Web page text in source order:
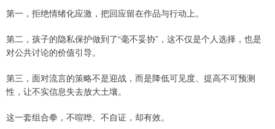
第一，拒绝情绪化应激，把回应留在作品与行动上。
第二，孩子的隐私保护做到了“毫不妥协”，这不仅是个人选择，也是
对公共讨论的价值引导。
第三，面对流言的策略不是迎战，而是降低可见度、提高不可预测
性，让不实信息失去放大土壤。
这一套组合拳，不喧哗、不自证，却有效。